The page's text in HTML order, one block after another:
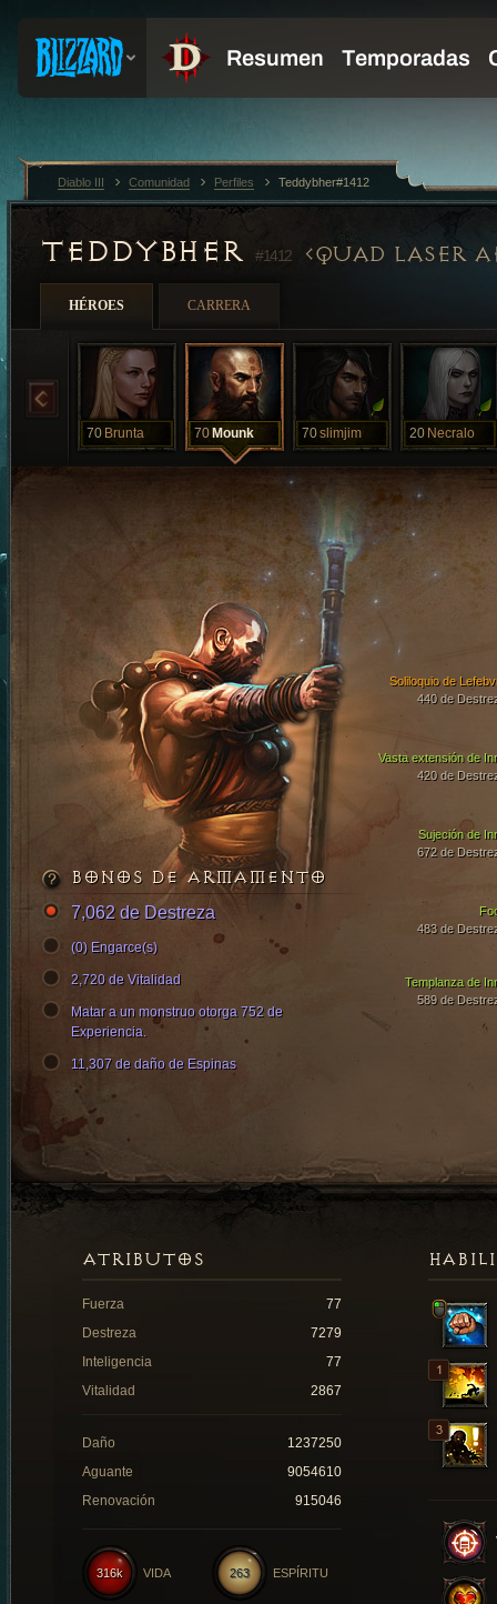
TEDDYBHER #1412 QUAD LASER
HÉROES CARRERA
70 Brunta 70 Mounk 70slimjim 20 Necralo
Vasta extensión de
420 de
Sujeción de
672 de
Soliloquio de
440 de
Templanza de
589 de
483 de
BONOS DE ARMAMENTO
7,062 de Destreza
(0) Engarce(s)
2,720 de Vitalidad
Matar a un monstruo otorga 752 de
Experiencia.
11,307 de daño de Espinas
ATRIBUTOS
Fuerza
77
Destreza
7279
Inteligencia
77
Vitalidad
2867
Daño
1237250
Aguante
9054610
Renovación
915046
263 ESPÍRITU
316k VIDA
Diablo III Comunidad Perfiles Teddybher#1412